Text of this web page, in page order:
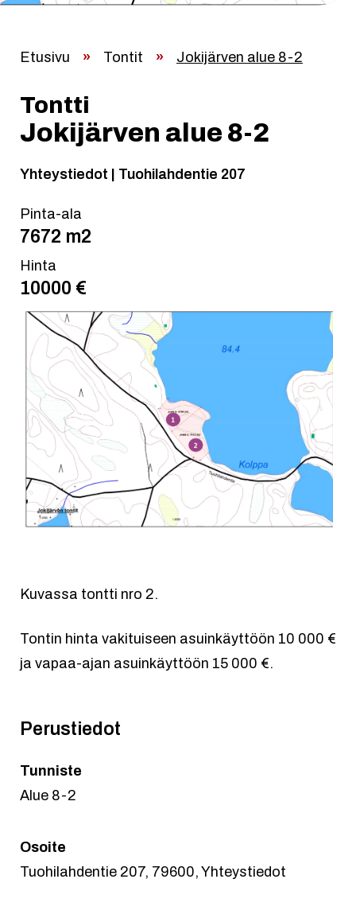
Etusivu » Tontit » Jokijärven alue 8-2
Tontti
Jokijärven alue 8-2
Yhteystiedot | Tuohilahdentie 207
Pinta-ala
7672 m2
Hinta
10000 €
Kuvassa tontti nro 2.
Tontin hinta vakituiseen asuinkäyttöön 10 000 €
ja vapaa-ajan asuinkäyttöön 15 000 €.
Perustiedot
Tunniste
Alue 8-2
Osoite
Tuohilahdentie 207, 79600, Yhteystiedot